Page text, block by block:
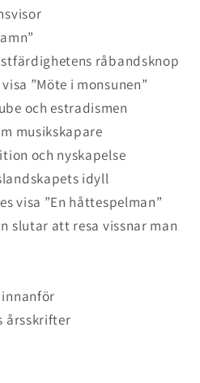
råbandsknop
”Möte i monsunen”
och estradismen
musikskapare
och nyskapelse
idyll
visa ”En håttespelman”
slutar att resa vissnar man
årsskrifter